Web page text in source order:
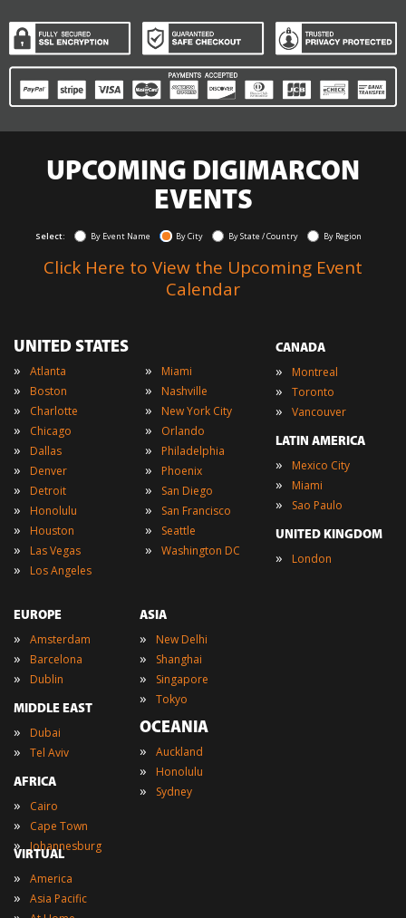
UPCOMING DIGIMARCON
EVENTS
Select: By Event Name By City By State / Country By Region
Click Here to View the Upcoming Event
Calendar
UNITED STATES
» Atlanta
» Boston
» Charlotte
» Chicago
» Dallas
» Denver
» Detroit
» Honolulu
» Houston
» Las Vegas
» Los Angeles
» Miami
» Nashville
» New York City
» Orlando
» Philadelphia
» Phoenix
» San Diego
» San Francisco
» Seattle
» Washington DC
CANADA
» Montreal
» Toronto
» Vancouver
LATIN AMERICA
» Mexico City
» Miami
» Sao Paulo
UNITED KINGDOM
» London
EUROPE
» Amsterdam
» Barcelona
» Dublin
MIDDLE EAST
» Dubai
» Tel Aviv
AFRICA
» Cairo
» Cape Town
» Johannesburg
ASIA
» New Delhi
» Shanghai
» Singapore
» Tokyo
OCEANIA
» Auckland
» Honolulu
» Sydney
VIRTUAL
» America
» Asia Pacific